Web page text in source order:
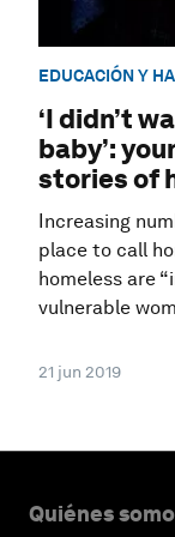
EDUCACIÓN Y
‘I didn’t
baby’:
stories of
Increasing
place to call
homeless are
vulnerable
21 jun 2019
Quiénes